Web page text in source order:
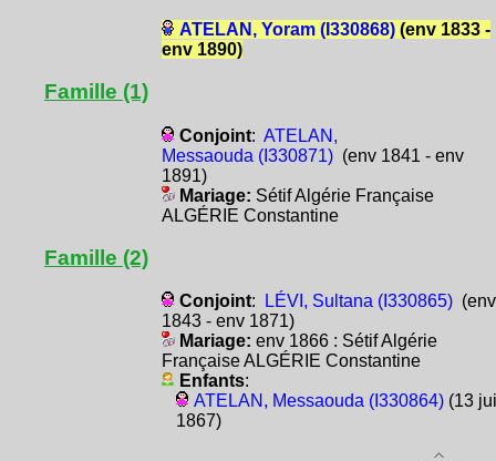
ATELAN, Yoram (I330868)(env 1833 -
env 1890)
Famille (1)
Conjoint: ATELAN,
Messaouda (I330871)(env 1841 - env
1891)
Mariage: Sétif Algérie Française
ALGÉRIE Constantine
Famille (2)
Conjoint: LÉVI, Sultana (I330865)(env
1843 - env 1871)
Mariage: env 1866 : Sétif Algérie
Française ALGÉRIE Constantine
Enfants:
ATELAN, Messaouda (I330864)(13
1867)